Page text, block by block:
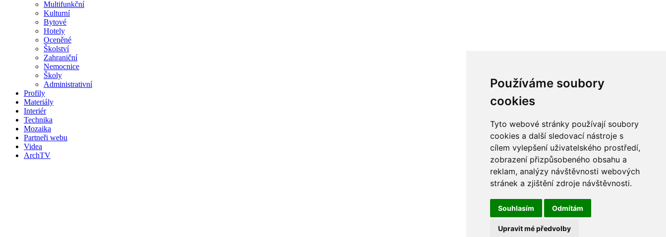
Používáme soubory
cookies
Tyto webové stránky používají soubory
cookies a další sledovací nástroje s
cílem vylepšení uživatelského prostředí,
zobrazení přizpůsobeného obsahu a
reklam, analýzy návštěvnosti webových
stránek a zjištění zdroje návštěvnosti.
Souhlasím Odmítám
Upravit mé předvolby
Multifunkční
Kulturní
Bytové
Hotely
Oceněné
Školství
Zahraniční
Nemocnice
Školy
Administrativní
Profily
Materiály
Interiér
Technika
Mozaika
Partneři webu
Videa
ArchTV